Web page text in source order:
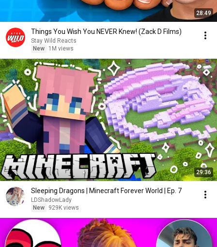
28:49
Things You Wish You NEVER Knew! (Zack D Films)
Stay Wild Reacts
New
1M views
29:36
Sleeping Dragons | Minecraft Forever World | Ep. 7
LDShadowLady
New
929K views